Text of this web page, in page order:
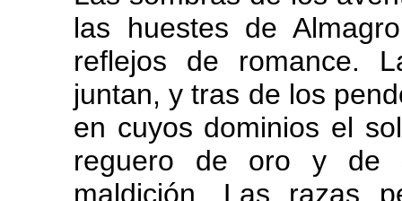
las huestes de
reflejos de romance.
juntan, y tras de los
en cuyos dominios el
reguero de oro y de
maldición. Las razas